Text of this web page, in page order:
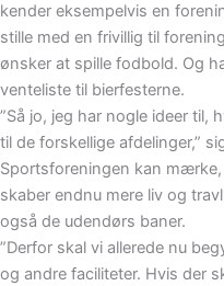
kender eksempelvis en
stille med en frivillig til
ønsker at spille fodbold. Og
venteliste til bierfesterne.
”Så jo, jeg har nogle ideer til,
til de forskellige afdelinger,”
Sportsforeningen kan
skaber endnu mere liv og
også de udendørs baner.
”Derfor skal vi allerede nu
og andre faciliteter. Hvis der